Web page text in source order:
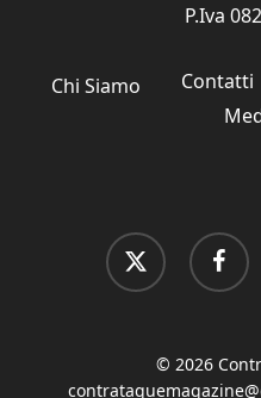
P.Iva
Chi Siamo Contatti
x-
twitter
facebook
© 2026